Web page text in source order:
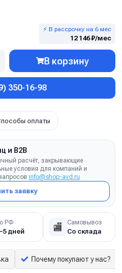
⚡ В рассрочку на 6 мес
12 146 ₽/мес
В корзину
350-16-98
оплаты
и B2B
расчёт, закрывающие
условия для компаний и
info@shop-avd.ru
заявку
РФ
дней 🏬 Самовывоз
Со склада
Почему покупают у нас?